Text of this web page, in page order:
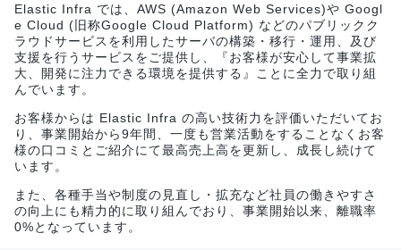
Elastic Infra では、AWS (Amazon Web Services)や Googl
e Cloud (旧称Google Cloud Platform) などのパブリックク
ラウドサービスを利用したサーバの構築・移行・運用、及び
支援を行うサービスをご提供し、『お客様が安心して事業拡
大、開発に注力できる環境を提供する』ことに全力で取り組
んでいます。
お客様からは Elastic Infra の高い技術力を評価いただいてお
り、事業開始から9年間、一度も営業活動をすることなくお客
様の口コミとご紹介にて最高売上高を更新し、成長し続けて
います。
また、各種手当や制度の見直し・拡充など社員の働きやすさ
の向上にも精力的に取り組んでおり、事業開始以来、離職率
0%となっています。